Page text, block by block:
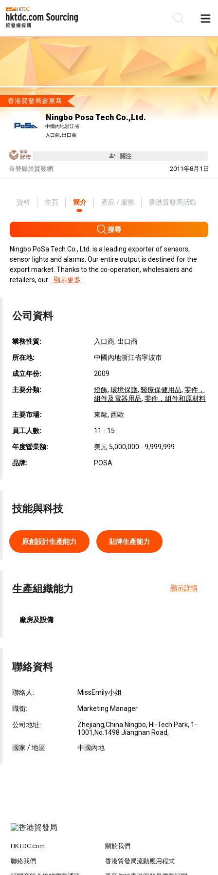
香港貿發局參展商
Ningbo Posa Tech Co.,Ltd.
中國內地浙江省
入口商, 出口商
關注
自 2011年8月1日
登錄於貿發網
資料 主頁 簡介 產品 / 服務 香港貿發局活動
搜尋
Ningbo PoSa Tech Co., Ltd. is a leading exporter of sensors,
sensor lights and alarms. Our entire output is destined for the
export market. Thanks to the co-operation, wholesalers and
retailers, our...
顯示更多
公司資料
業務性質: 入口商, 出口商
所在地: 中國內地浙江省寧波市
成立年份: 2009
主要分類: 燈飾, 環境保護, 醫療保健用品, 零件，
組件及電器用品, 零件，組件和原材料
主要市場: 東歐, 西歐
員工人數: 11 - 15
年度營業額: 美元 5,000,000 - 9,999,999
品牌: POSA
技能與科技
原創設計生產能力 貼牌生產能力
生產組織能力 顯示詳情
廠房及設備
聯絡資料
聯絡人: MissEmily小姐
職銜: Marketing Manager
公司地址:
Zhejiang,China Ningbo, Hi-Tech Park, 1-
1001,No.1498 Jiangnan Road,
國家 / 地區:
中國內地
HKTDC.com 關於我們
聯絡我們 香港貿發局流動應用程式